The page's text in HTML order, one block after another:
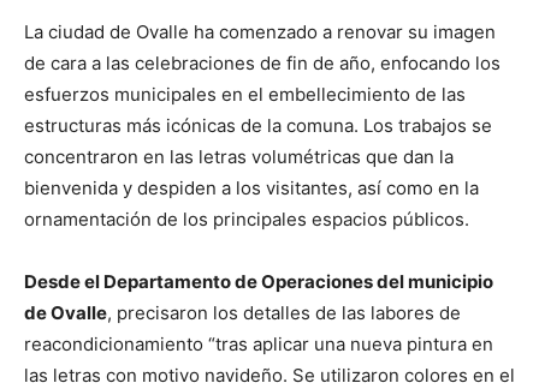
La ciudad de Ovalle ha comenzado a renovar su imagen
de cara a las celebraciones de fin de año, enfocando los
esfuerzos municipales en el embellecimiento de las
estructuras más icónicas de la comuna. Los trabajos se
concentraron en las letras volumétricas que dan la
bienvenida y despiden a los visitantes, así como en la
ornamentación de los principales espacios públicos.
Desde el Departamento de Operaciones del municipio
de Ovalle, precisaron los detalles de las labores de
reacondicionamiento “tras aplicar una nueva pintura en
las letras con motivo navideño. Se utilizaron colores en el